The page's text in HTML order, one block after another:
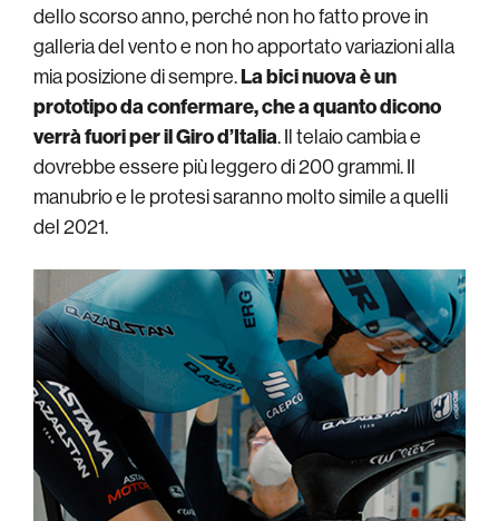
dello scorso anno, perché non ho fatto prove in
galleria del vento e non ho apportato variazioni alla
mia posizione di sempre.La bici nuova è un
prototipo da confermare, che a quanto dicono
verrà fuori per il Giro d’Italia. Il telaio cambia e
dovrebbe essere più leggero di 200 grammi. Il
manubrio e le protesi saranno molto simile a quelli
del 2021.